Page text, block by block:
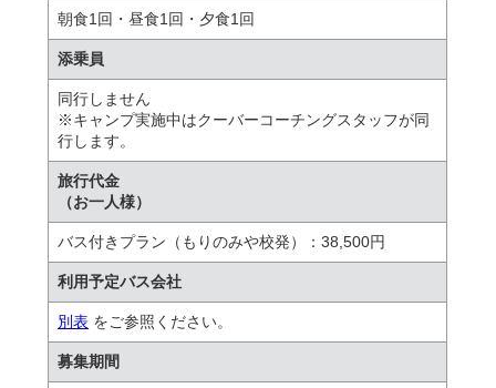
朝食1回・昼食1回・夕食1回
添乗員
同行しません
※キャンプ実施中はクーバーコーチングスタッフが同
行します。
旅行代金
（お一人様）
バス付きプラン（もりのみや校発）：38,500円
利用予定バス会社
別表 をご参照ください。
募集期間